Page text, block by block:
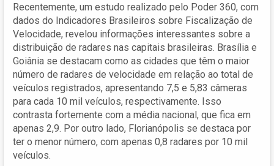
Recentemente, um estudo realizado pelo Poder 360, com
dados do Indicadores Brasileiros sobre Fiscalização de
Velocidade, revelou informações interessantes sobre a
distribuição de radares nas capitais brasileiras. Brasília e
Goiânia se destacam como as cidades que têm o maior
número de radares de velocidade em relação ao total de
veículos registrados, apresentando 7,5 e 5,83 câmeras
para cada 10 mil veículos, respectivamente. Isso
contrasta fortemente com a média nacional, que fica em
apenas 2,9. Por outro lado, Florianópolis se destaca por
ter o menor número, com apenas 0,8 radares por 10 mil
veículos.